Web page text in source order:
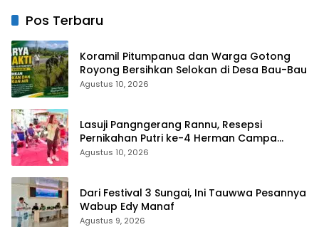
PersenPos Terbaru
Koramil Pitumpanua dan Warga Gotong
Royong Bersihkan Selokan di Desa Bau-Bau
Agustus 10, 2026
Lasuji Pangngerang Rannu, Resepsi
Pernikahan Putri ke-4 Herman Campa
Dihadiri Seniman
Agustus 10, 2026
Dari Festival 3 Sungai, Ini Tauwwa Pesannya
Wabup Edy Manaf
Agustus 9, 2026